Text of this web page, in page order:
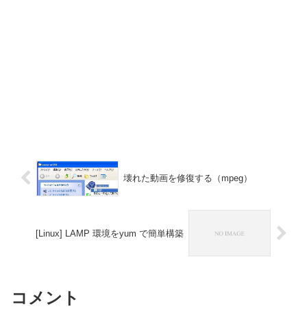
壊れた動画を修復する（mpeg）
[Linux] LAMP 環境をyum で簡単構築
コメント